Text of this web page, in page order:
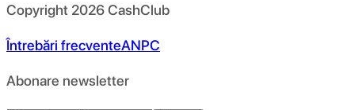
Copyright 2026CashClub
Întrebări frecventeANPC
Abonare newsletter